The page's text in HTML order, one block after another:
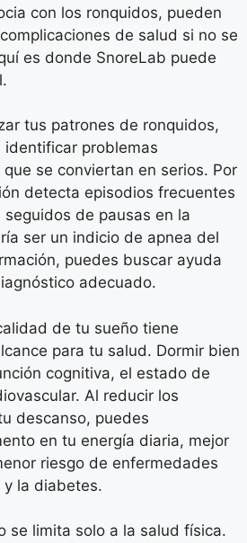
con los ronquidos, pueden
de salud si no se
es donde SnoreLab puede
tus patrones de ronquidos,
problemas
se conviertan en serios. Por
detecta episodios frecuentes
de pausas en la
ser un indicio de apnea del
puedes buscar ayuda
adecuado.
de tu sueño tiene
para tu salud. Dormir bien
cognitiva, el estado de
Al reducir los
descanso, puedes
en tu energía diaria, mejor
riesgo de enfermedades
y la diabetes.
se limita solo a la salud física.